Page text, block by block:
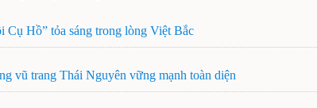
Cụ Hồ” tỏa sáng trong lòng Việt Bắc
vũ trang Thái Nguyên vững mạnh toàn diện